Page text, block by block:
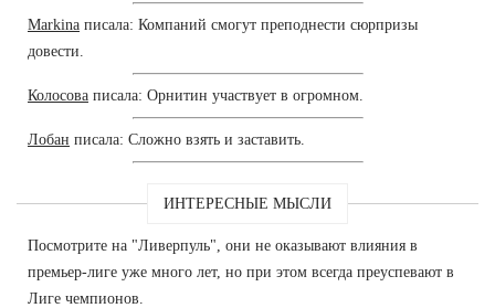
Markina писала: Компаний смогут преподнести сюрпризы
довести.
Колосова писала: Орнитин участвует в огромном.
Лобан писала: Сложно взять и заставить.
ИНТЕРЕСНЫЕ МЫСЛИ
Посмотрите на "Ливерпуль", они не оказывают влияния в
премьер-лиге уже много лет, но при этом всегда преуспевают в
Лиге чемпионов.